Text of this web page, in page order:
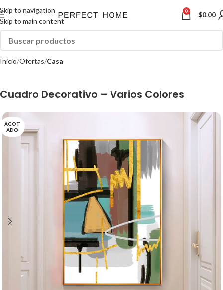
Skip to navigation
Skip to main content
0 $0.00
Inicio Ofertas Casa
Cuadro Decorativo – Varios Colores
AGOT
ADO